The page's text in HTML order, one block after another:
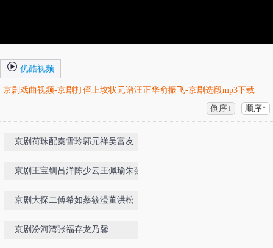
优酷视频
京剧戏曲视频-京剧打侄上坟状元谱汪正华俞振飞-京剧选段mp3下载
倒序↓
顺序↑
京剧荷珠配秦雪玲郭元祥吴富友
京剧王宝钏吕洋陈少云王佩瑜朱强常
京剧大探二傅希如蔡筱滢董洪松
京剧汾河湾张福存龙乃馨